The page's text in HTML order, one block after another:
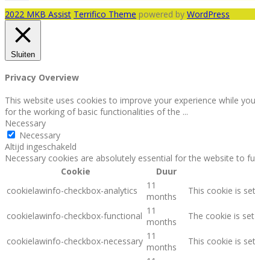
2022 MKB Assist Terrifico Theme powered by WordPress
Sluiten
Privacy Overview
This website uses cookies to improve your experience while
for the working of basic functionalities of the ...
Necessary
Necessary
Altijd ingeschakeld
Necessary cookies are absolutely essential for the website to
Cookie
Duur
cookielawinfo-checkbox-analytics
11
months
This cookie is
cookielawinfo-checkbox-functional 11
months
The cookie is
cookielawinfo-checkbox-necessary 11
months
This cookie is